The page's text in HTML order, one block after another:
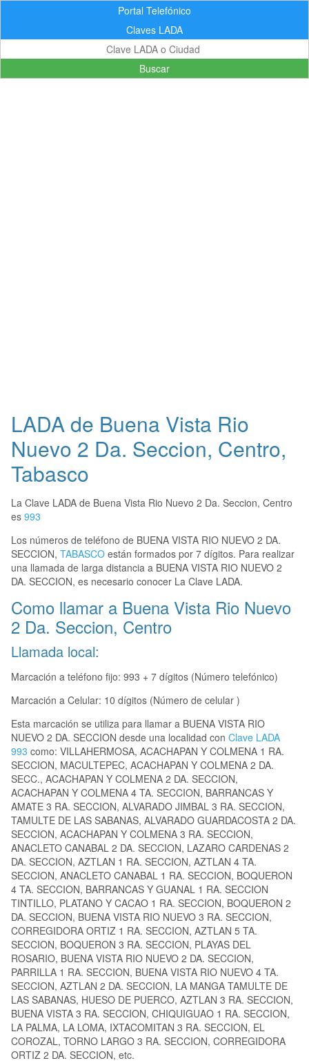
Portal Telefónico
Claves LADA
Buscar
LADA de Buena Vista Rio
Nuevo 2 Da. Seccion, Centro,
Tabasco
La Clave LADA de Buena Vista Rio Nuevo 2 Da. Seccion, Centro
es 993
Los números de teléfono de BUENA VISTA RIO NUEVO 2 DA.
SECCION, TABASCO están formados por 7 dígitos. Para realizar
una llamada de larga distancia a BUENA VISTA RIO NUEVO 2
DA. SECCION, es necesario conocer La Clave LADA.
Como llamar a Buena Vista Rio Nuevo
2 Da. Seccion, Centro
Llamada local:
Marcación a teléfono fijo: 993 + 7 dígitos (Número telefónico)
Marcación a Celular: 10 dígitos (Número de celular )
Esta marcación se utiliza para llamar a BUENA VISTA RIO
NUEVO 2 DA. SECCION desde una localidad con Clave LADA
993 como: VILLAHERMOSA, ACACHAPAN Y COLMENA 1 RA.
SECCION, MACULTEPEC, ACACHAPAN Y COLMENA 2 DA.
SECC., ACACHAPAN Y COLMENA 2 DA. SECCION,
ACACHAPAN Y COLMENA 4 TA. SECCION, BARRANCAS Y
AMATE 3 RA. SECCION, ALVARADO JIMBAL 3 RA. SECCION,
TAMULTE DE LAS SABANAS, ALVARADO GUARDACOSTA 2 DA.
SECCION, ACACHAPAN Y COLMENA 3 RA. SECCION,
ANACLETO CANABAL 2 DA. SECCION, LAZARO CARDENAS 2
DA. SECCION, AZTLAN 1 RA. SECCION, AZTLAN 4 TA.
SECCION, ANACLETO CANABAL 1 RA. SECCION, BOQUERON
4 TA. SECCION, BARRANCAS Y GUANAL 1 RA. SECCION
TINTILLO, PLATANO Y CACAO 1 RA. SECCION, BOQUERON 2
DA. SECCION, BUENA VISTA RIO NUEVO 3 RA. SECCION,
CORREGIDORA ORTIZ 1 RA. SECCION, AZTLAN 5 TA.
SECCION, BOQUERON 3 RA. SECCION, PLAYAS DEL
ROSARIO, BUENA VISTA RIO NUEVO 2 DA. SECCION,
PARRILLA 1 RA. SECCION, BUENA VISTA RIO NUEVO 4 TA.
SECCION, AZTLAN 2 DA. SECCION, LA MANGA TAMULTE DE
LAS SABANAS, HUESO DE PUERCO, AZTLAN 3 RA. SECCION,
BUENA VISTA 3 RA. SECCION, CHIQUIGUAO 1 RA. SECCION,
LA PALMA, LA LOMA, IXTACOMITAN 3 RA. SECCION, EL
COROZAL, TORNO LARGO 3 RA. SECCION, CORREGIDORA
ORTIZ 2 DA. SECCION, etc.